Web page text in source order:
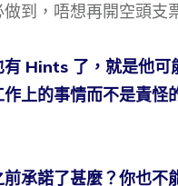
到，唔想再開空頭支
有 Hints 了，就是他
上的事情而不是責怪
承諾了甚麼？你也